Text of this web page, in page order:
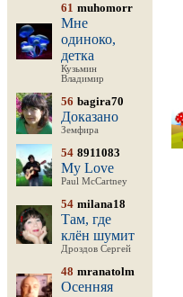
61 muhomorr
Мне
одиноко,
детка
Кузьмин
Владимир
56 bagira70
Доказано
Земфира
54 8911083
My Love
Paul McCartney
54 milana18
Там, где
клён шумит
Дроздов Сергей
48 mranatolm
Осенняя